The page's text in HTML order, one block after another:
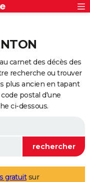
carnet des décès des
recherche ou trouver
plus ancien en tapant
postal d'une
ci-dessous.
gratuitsur